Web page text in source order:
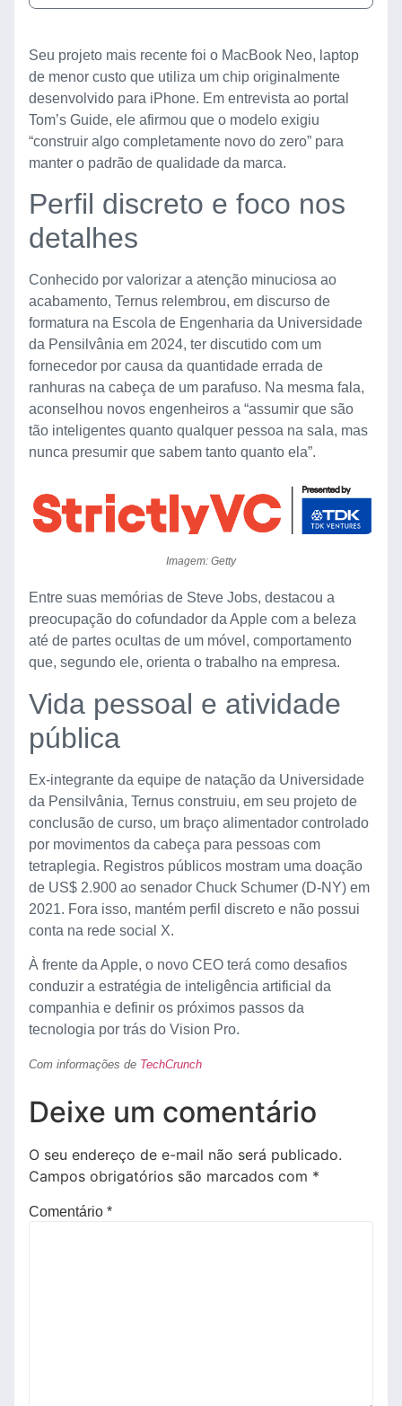
Seu projeto mais recente foi o MacBook Neo, laptop
de menor custo que utiliza um chip originalmente
desenvolvido para iPhone. Em entrevista ao portal
Tom’s Guide, ele afirmou que o modelo exigiu
“construir algo completamente novo do zero” para
manter o padrão de qualidade da marca.
Perfil discreto e foco nos
detalhes
Conhecido por valorizar a atenção minuciosa ao
acabamento, Ternus relembrou, em discurso de
formatura na Escola de Engenharia da Universidade
da Pensilvânia em 2024, ter discutido com um
fornecedor por causa da quantidade errada de
ranhuras na cabeça de um parafuso. Na mesma fala,
aconselhou novos engenheiros a “assumir que são
tão inteligentes quanto qualquer pessoa na sala, mas
nunca presumir que sabem tanto quanto ela”.
Imagem: Getty
Entre suas memórias de Steve Jobs, destacou a
preocupação do cofundador da Apple com a beleza
até de partes ocultas de um móvel, comportamento
que, segundo ele, orienta o trabalho na empresa.
Vida pessoal e atividade
pública
Ex-integrante da equipe de natação da Universidade
da Pensilvânia, Ternus construiu, em seu projeto de
conclusão de curso, um braço alimentador controlado
por movimentos da cabeça para pessoas com
tetraplegia. Registros públicos mostram uma doação
de US$ 2.900 ao senador Chuck Schumer (D-NY) em
2021. Fora isso, mantém perfil discreto e não possui
conta na rede social X.
À frente da Apple, o novo CEO terá como desafios
conduzir a estratégia de inteligência artificial da
companhia e definir os próximos passos da
tecnologia por trás do Vision Pro.
Com informações de TechCrunch
Deixe um comentário
O seu endereço de e-mail não será publicado.
Campos obrigatórios são marcados com *
Comentário *